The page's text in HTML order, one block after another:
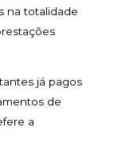
na totalidade
já pagos
de
a